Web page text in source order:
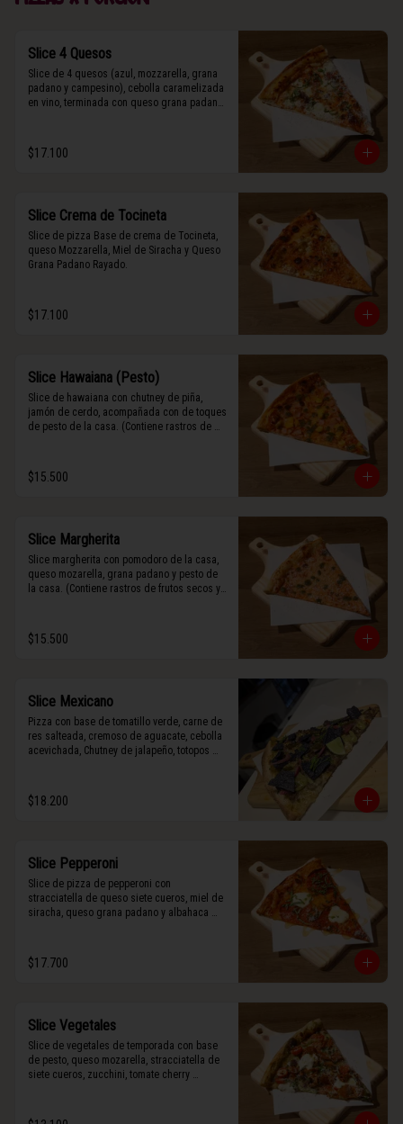
Slice 4 Quesos
Slice de 4 quesos (azul, mozzarella, grana
padano y campesino), cebolla caramelizada
en vino, terminada con queso grana padano
$17.100
Slice Crema de Tocineta
Slice de pizza Base de crema de Tocineta,
queso Mozzarella, Miel de Siracha y Queso
Grana Padano Rayado.
$17.100
Slice Hawaiana (Pesto)
Slice de hawaiana con chutney de piña,
jamón de cerdo, acompañada con de toques
de pesto de la casa. (Contiene rastros de
$15.500
Slice Margherita
Slice margherita con pomodoro de la casa,
queso mozarella, grana padano y pesto de
la casa. (Contiene rastros de frutos secos y
$15.500
Slice Mexicano
Pizza con base de tomatillo verde, carne de
res salteada, cremoso de aguacate, cebolla
acevichada, Chutney de jalapeño, totopos
$18.200
Slice Pepperoni
Slice de pizza de pepperoni con
stracciatella de queso siete cueros, miel de
siracha, queso grana padano y albahaca
$17.700
Slice Vegetales
Slice de vegetales de temporada con base
de pesto, queso mozarella, stracciatella de
siete cueros, zucchini, tomate cherry
fresca.